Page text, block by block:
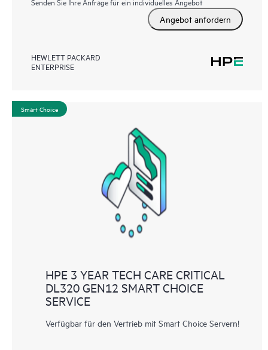
Angebot anfordern
HEWLETT PACKARD
ENTERPRISE
Smart Choice
HPE 3 YEAR TECH CARE CRITICAL
DL320 GEN12 SMART CHOICE
SERVICE
Verfügbar für den Vertrieb mit Smart Choice Servern!